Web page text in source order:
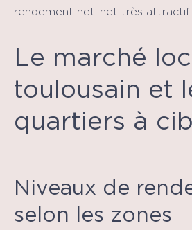
rendement net-net très attractif.
Le marché
toulousain et
quartiers à
Niveaux de
selon les zones